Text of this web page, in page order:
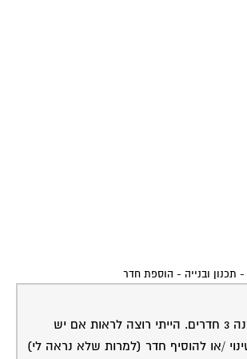
/או להוסיף חדר (למרות שלא נראה לי)
הבית. למי אני פונה שיגיד לי מה